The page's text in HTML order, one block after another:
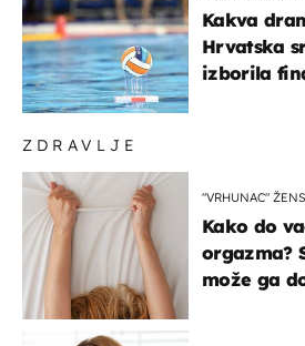
ZDRAVLJE
"VRHUNAC"
Kako do
orgazma?
može ga
Kakva
Hrvatska
izborila